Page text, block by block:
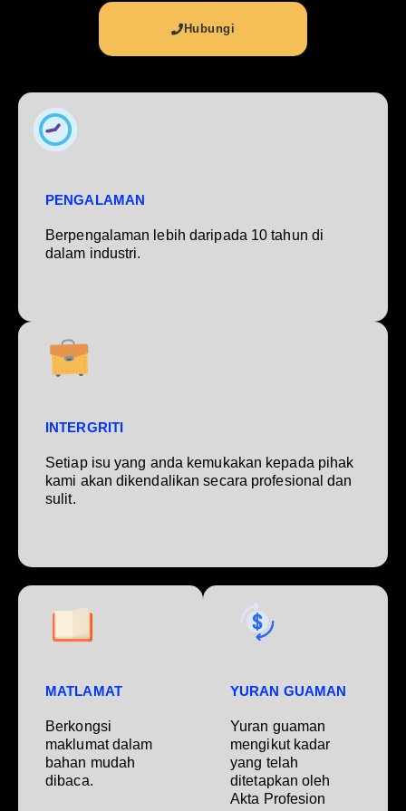
Hubungi
PENGALAMAN
Berpengalaman lebih daripada 10 tahun di
dalam industri.
INTERGRITI
Setiap isu yang anda kemukakan kepada pihak
kami akan dikendalikan secara profesional dan
sulit.
MATLAMAT
Berkongsi
maklumat dalam
bahan mudah
dibaca.
YURAN GUAMAN
Yuran guaman
mengikut kadar
yang telah
ditetapkan oleh
Akta Profesion